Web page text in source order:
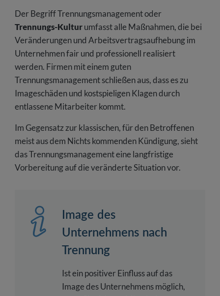
Der Begriff Trennungsmanagement oder
Trennungs-Kulturumfasst alle Maßnahmen, die bei
Veränderungen und Arbeitsvertragsaufhebung im
Unternehmen fair und professionell realisiert
werden. Firmen mit einem guten
Trennungsmanagement schließen aus, dass es zu
Imageschäden und kostspieligen Klagen durch
entlassene Mitarbeiter kommt.
Im Gegensatz zur klassischen, für den Betroffenen
meist aus dem Nichts kommenden Kündigung, sieht
das Trennungsmanagement eine langfristige
Vorbereitung auf die veränderte Situation vor.
Image des
Unternehmens nach
Trennung
Ist ein positiver Einfluss auf das
Image des Unternehmens möglich,